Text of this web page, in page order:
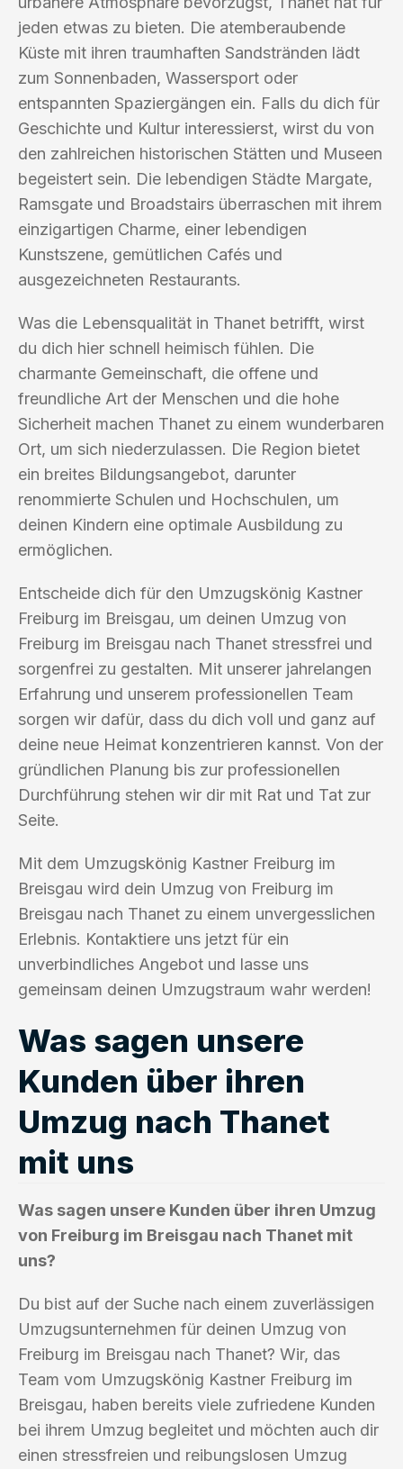
jeden etwas zu bieten. Die atemberaubende
Küste mit ihren traumhaften Sandstränden lädt
zum Sonnenbaden, Wassersport oder
entspannten Spaziergängen ein. Falls du dich für
Geschichte und Kultur interessierst, wirst du von
den zahlreichen historischen Stätten und Museen
begeistert sein. Die lebendigen Städte Margate,
Ramsgate und Broadstairs überraschen mit ihrem
einzigartigen Charme, einer lebendigen
Kunstszene, gemütlichen Cafés und
ausgezeichneten Restaurants.
Was die Lebensqualität in Thanet betrifft, wirst
du dich hier schnell heimisch fühlen. Die
charmante Gemeinschaft, die offene und
freundliche Art der Menschen und die hohe
Sicherheit machen Thanet zu einem wunderbaren
Ort, um sich niederzulassen. Die Region bietet
ein breites Bildungsangebot, darunter
renommierte Schulen und Hochschulen, um
deinen Kindern eine optimale Ausbildung zu
ermöglichen.
Entscheide dich für den Umzugskönig Kastner
Freiburg im Breisgau, um deinen Umzug von
Freiburg im Breisgau nach Thanet stressfrei und
sorgenfrei zu gestalten. Mit unserer jahrelangen
Erfahrung und unserem professionellen Team
sorgen wir dafür, dass du dich voll und ganz auf
deine neue Heimat konzentrieren kannst. Von der
gründlichen Planung bis zur professionellen
Durchführung stehen wir dir mit Rat und Tat zur
Seite.
Mit dem Umzugskönig Kastner Freiburg im
Breisgau wird dein Umzug von Freiburg im
Breisgau nach Thanet zu einem unvergesslichen
Erlebnis. Kontaktiere uns jetzt für ein
unverbindliches Angebot und lasse uns
gemeinsam deinen Umzugstraum wahr werden!
Was sagen unsere
Kunden über ihren
Umzug nach Thanet
mit uns
Was sagen unsere Kunden über ihren Umzug
von Freiburg im Breisgau nach Thanet mit
uns?
Du bist auf der Suche nach einem zuverlässigen
Umzugsunternehmen für deinen Umzug von
Freiburg im Breisgau nach Thanet? Wir, das
Team vom Umzugskönig Kastner Freiburg im
Breisgau, haben bereits viele zufriedene Kunden
bei ihrem Umzug begleitet und möchten auch dir
einen stressfreien und reibungslosen Umzug